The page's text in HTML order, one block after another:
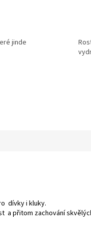
jinde
dívky i kluky.
a přitom zachování